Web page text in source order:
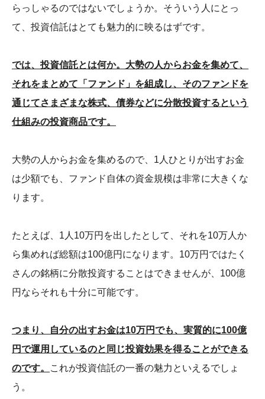
らっしゃるのではないでしょうか。そういう人にとっ
て、投資信託はとても魅力的に映るはずです。
では、投資信託とは何か。大勢の人からお金を集めて、
それをまとめて「ファンド」を組成し、そのファンドを
通じてさまざまな株式、債券などに分散投資するという
仕組みの投資商品です。
大勢の人からお金を集めるので、1人ひとりが出すお金
は少額でも、ファンド自体の資金規模は非常に大きくな
ります。
たとえば、1人10万円を出したとして、それを10万人か
ら集めれば総額は100億円になります。10万円ではたく
さんの銘柄に分散投資することはできませんが、100億
円ならそれも十分に可能です。
つまり、自分の出すお金は10万円でも、実質的に100億
円で運用しているのと同じ投資効果を得ることができる
のです。
これが投資信託の一番の魅力といえるでしょ
う。